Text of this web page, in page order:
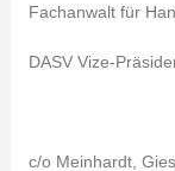
Fachanwalt für
DASV Vize-
c/o Meinhardt,